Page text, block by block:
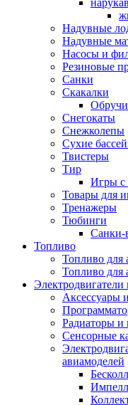
Надувные
Надувные
Насосы и
Резиновые
Санки
Скакалки
Обручи
Снегокаты
Снежколепы
Сухие
Твистеры
Тир
Игры
Товары для
Тренажеры
Тюбинги
Санки-
Топливо
Топливо для
Топливо для
Электродвигатели
Аксессуары
Радиаторы и
Сенсорные
авиамоделей